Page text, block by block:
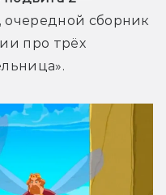
сборник
про трёх